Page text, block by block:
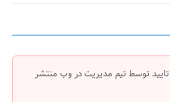
توسط تیم مدیریت در وب منتشر